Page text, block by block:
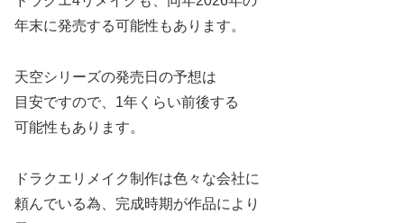
年末に発売する可能性もあります。
天空シリーズの発売日の予想は
目安ですので、1年くらい前後する
可能性もあります。
ドラクエリメイク制作は色々な会社に
頼んでいる為、完成時期が作品により